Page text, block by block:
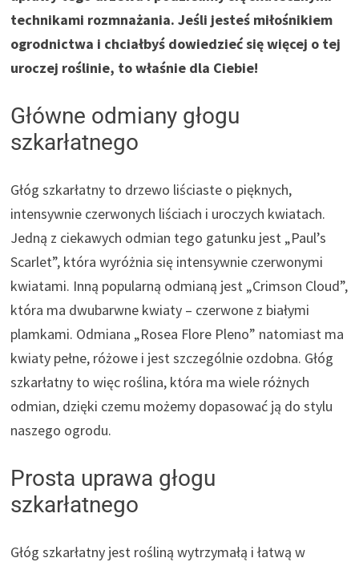
technikami rozmnażania. Jeśli jesteś miłośnikiem
ogrodnictwa i chciałbyś dowiedzieć się więcej o tej
uroczej roślinie, to właśnie dla Ciebie!
Główne odmiany głogu
szkarłatnego
Głóg szkarłatny to drzewo liściaste o pięknych,
intensywnie czerwonych liściach i uroczych kwiatach.
Jedną z ciekawych odmian tego gatunku jest „Paul’s
Scarlet”, która wyróżnia się intensywnie czerwonymi
kwiatami. Inną popularną odmianą jest „Crimson Cloud”,
która ma dwubarwne kwiaty – czerwone z białymi
plamkami. Odmiana „Rosea Flore Pleno” natomiast ma
kwiaty pełne, różowe i jest szczególnie ozdobna. Głóg
szkarłatny to więc roślina, która ma wiele różnych
odmian, dzięki czemu możemy dopasować ją do stylu
naszego ogrodu.
Prosta uprawa głogu
szkarłatnego
Głóg szkarłatny jest rośliną wytrzymałą i łatwą w